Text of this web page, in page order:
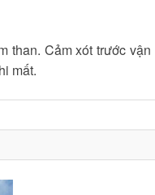
than. Cảm xót trước
mất.